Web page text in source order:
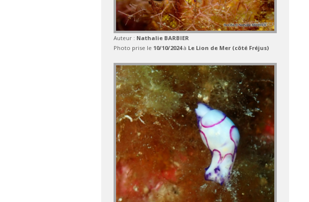
Auteur : Nathalie BARBIER
Photo prise le 10/10/2024à Le Lion de Mer (côté Fréjus)